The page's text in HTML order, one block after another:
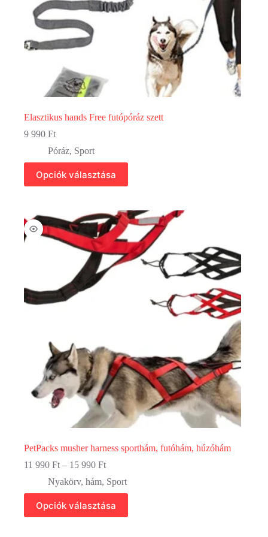
Elasztikus hands Free futópóráz szett
9 990 Ft
Póráz, Sport
Opciók választása
Ennek
terméknek
van.
A
változatok
ki
PetPacks musher harness sporthám, futóhám, húzóhám
11 990 Ft – 15 990 FtÁrtartomány:
990 Ft
-
15
990 Ft
Nyakörv, hám, Sport
Opciók választása
Ennek
terméknek